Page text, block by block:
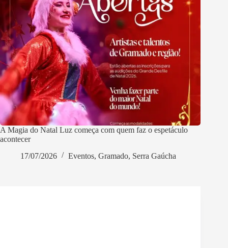
A Magia do Natal Luz começa com quem faz o espetáculo
acontecer
17/07/2026
Eventos, Gramado, Serra Gaúcha